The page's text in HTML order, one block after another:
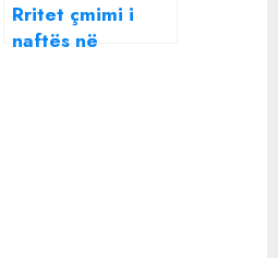
Rritet çmimi i
naftës në